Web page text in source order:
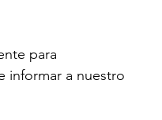
para
informar a nuestro